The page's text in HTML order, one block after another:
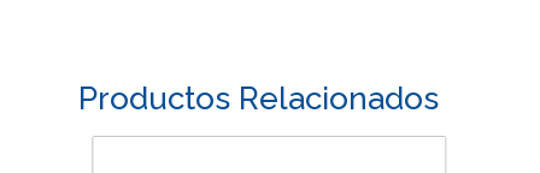
Productos Relacionados